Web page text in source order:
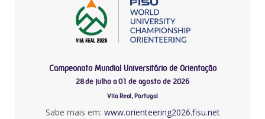
Campeonato Mundial Universitário de Orientação
28 de julho a 01 de agosto de 2026
Vila Real, Portugal
Sabe mais em: www.orienteering2026.fisu.net